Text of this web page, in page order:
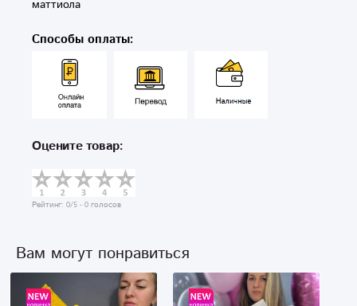
Способы оплаты:
Оцените товар:
Рейтинг: 0/5 - 0 голосов
Вам могут понравиться